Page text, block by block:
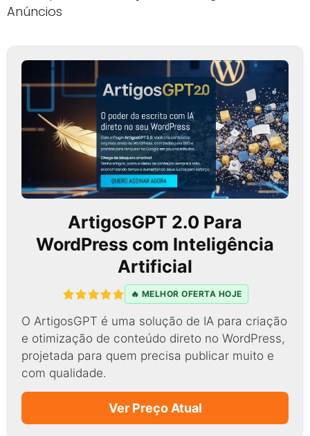
Anúncios
ArtigosGPT 2.0 Para
WordPress com Inteligência
Artificial
🔥 MELHOR OFERTA HOJE
O ArtigosGPT é uma solução de IA para criação
e otimização de conteúdo direto no WordPress,
projetada para quem precisa publicar muito e
com qualidade.
Ver Preço Atual